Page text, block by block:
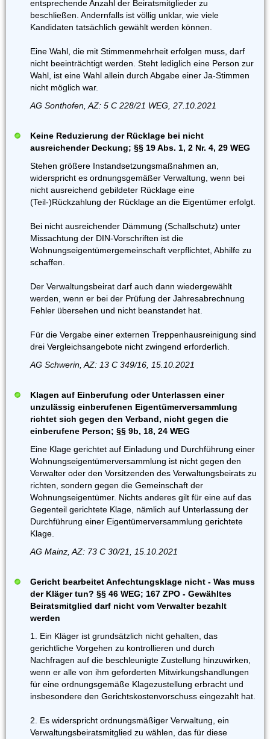
entsprechende Anzahl der Beiratsmitglieder zu
beschließen. Andernfalls ist völlig unklar, wie viele
Kandidaten tatsächlich gewählt werden können.
Eine Wahl, die mit Stimmenmehrheit erfolgen muss, darf
nicht beeinträchtigt werden. Steht lediglich eine Person zur
Wahl, ist eine Wahl allein durch Abgabe einer Ja-Stimmen
nicht möglich war.
AG Sonthofen, AZ: 5 C 228/21 WEG, 27.10.2021
Keine Reduzierung der Rücklage bei nicht
ausreichender Deckung; §§ 19 Abs. 1, 2 Nr. 4, 29 WEG
Stehen größere Instandsetzungsmaßnahmen an,
widerspricht es ordnungsgemäßer Verwaltung, wenn bei
nicht ausreichend gebildeter Rücklage eine
(Teil-)Rückzahlung der Rücklage an die Eigentümer erfolgt.
Bei nicht ausreichender Dämmung (Schallschutz) unter
Missachtung der DIN-Vorschriften ist die
Wohnungseigentümergemeinschaft verpflichtet, Abhilfe zu
schaffen.
Der Verwaltungsbeirat darf auch dann wiedergewählt
werden, wenn er bei der Prüfung der Jahresabrechnung
Fehler übersehen und nicht beanstandet hat.
Für die Vergabe einer externen Treppenhausreinigung sind
drei Vergleichsangebote nicht zwingend erforderlich.
AG Schwerin, AZ: 13 C 349/16, 15.10.2021
Klagen auf Einberufung oder Unterlassen einer
unzulässig einberufenen Eigentümerversammlung
richtet sich gegen den Verband, nicht gegen die
einberufene Person; §§ 9b, 18, 24 WEG
Eine Klage gerichtet auf Einladung und Durchführung einer
Wohnungseigentümerversammlung ist nicht gegen den
Verwalter oder den Vorsitzenden des Verwaltungsbeirats zu
richten, sondern gegen die Gemeinschaft der
Wohnungseigentümer. Nichts anderes gilt für eine auf das
Gegenteil gerichtete Klage, nämlich auf Unterlassung der
Durchführung einer Eigentümerversammlung gerichtete
Klage.
AG Mainz, AZ: 73 C 30/21, 15.10.2021
Gericht bearbeitet Anfechtungsklage nicht - Was muss
der Kläger tun? §§ 46 WEG; 167 ZPO - Gewähltes
Beiratsmitglied darf nicht vom Verwalter bezahlt
werden
1. Ein Kläger ist grundsätzlich nicht gehalten, das
gerichtliche Vorgehen zu kontrollieren und durch
Nachfragen auf die beschleunigte Zustellung hinzuwirken,
wenn er alle von ihm geforderten Mitwirkungshandlungen
für eine ordnungsgemäße Klagezustellung erbracht und
insbesondere den Gerichtskostenvorschuss eingezahlt hat.
2. Es widerspricht ordnungsmäßiger Verwaltung, ein
Verwaltungsbeiratsmitglied zu wählen, das für diese